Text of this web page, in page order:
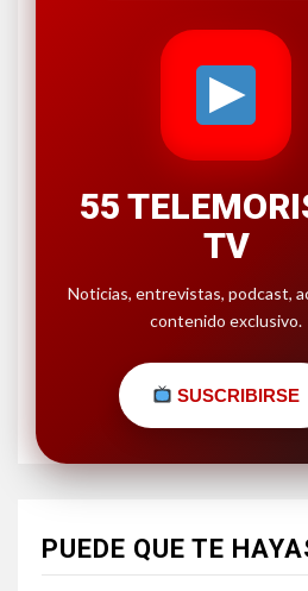
55
TV
Noticias, entrevistas, podcast,
contenido exclusivo.
SUSCRIBIRSE
PUEDE QUE TE